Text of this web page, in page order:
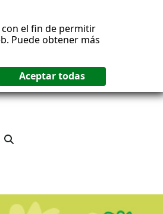
con el fin de permitir
Puede obtener más